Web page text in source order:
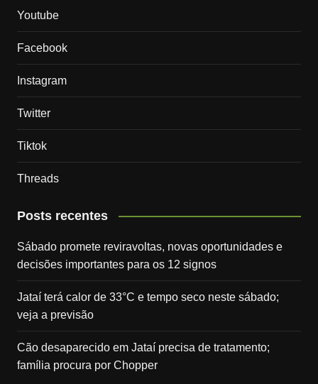
Youtube
Facebook
Instagram
Twitter
Tiktok
Threads
Posts recentes
Sábado promete reviravoltas, novas oportunidades e
decisões importantes para os 12 signos
Jataí terá calor de 33°C e tempo seco neste sábado;
veja a previsão
Cão desaparecido em Jataí precisa de tratamento;
família procura por Chopper